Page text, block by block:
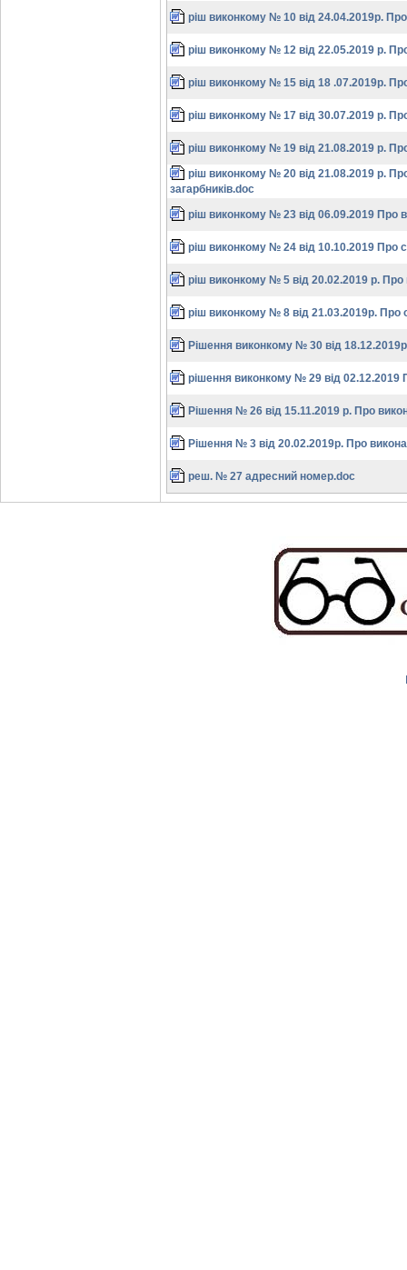
ріш виконкому № 10 від 24.04.2019р.
ріш виконкому № 12 від 22.05.2019 р.
ріш виконкому № 15 від 18 .07.2019р.
ріш виконкому № 17 від 30.07.2019 р.
ріш виконкому № 19 від 21.08.2019 р.
ріш виконкому № 20 від 21.08.2019 р.
загарбників.doc
ріш виконкому № 23 від 06.09.2019 Про
ріш виконкому № 24 від 10.10.2019 Про
ріш виконкому № 5 від 20.02.2019 р.
ріш виконкому № 8 від 21.03.2019р. Про
Рішення виконкому № 30 від
рішення виконкому № 29 від 02.12.2019
Рішення № 26 від 15.11.2019 р. Про
Рішення № 3 від 20.02.2019р. Про
реш. № 27 адресний номер.doc